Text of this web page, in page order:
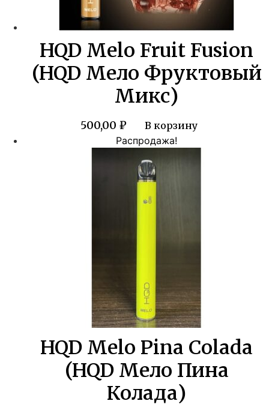
HQD Melo Fruit Fusion
(HQD Мело Фруктовый
Микс)
500,00 ₽
В корзину
Распродажа!
HQD Melo Pina Colada
(HQD Мело Пина
Колада)